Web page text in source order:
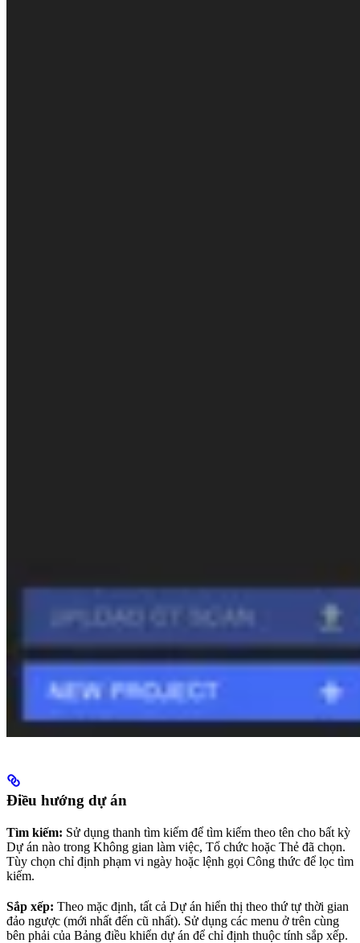
Điều hướng dự án
Tìm kiếm: Sử dụng thanh tìm kiếm để tìm kiếm theo tên cho bất kỳ
Dự án nào trong Không gian làm việc, Tổ chức hoặc Thẻ đã chọn.
Tùy chọn chỉ định phạm vi ngày hoặc lệnh gọi Công thức để lọc tìm
kiếm.
Sắp xếp: Theo mặc định, tất cả Dự án hiển thị theo thứ tự thời gian
đảo ngược (mới nhất đến cũ nhất). Sử dụng các menu ở trên cùng
bên phải của Bảng điều khiển dự án để chỉ định thuộc tính sắp xếp.